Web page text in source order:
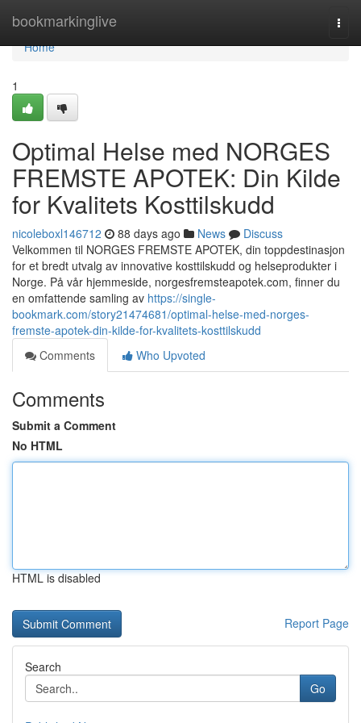
bookmarkinglive
Home
Home
1
Optimal Helse med NORGES
FREMSTE APOTEK: Din Kilde
for Kvalitets Kosttilskudd
nicoleboxl146712 88 days ago News
Discuss
Velkommen til NORGES FREMSTE APOTEK, din toppdestinasjon
for et bredt utvalg av innovative kosttilskudd og helseprodukter i
Norge. På vår hjemmeside, norgesfremsteapotek.com, finner du
en omfattende samling av https://single-
bookmark.com/story21474681/optimal-helse-med-norges-
fremste-apotek-din-kilde-for-kvalitets-kosttilskudd
Comments
Who Upvoted
Comments
Submit a Comment
No HTML
HTML is disabled
Report Page
Search
Go